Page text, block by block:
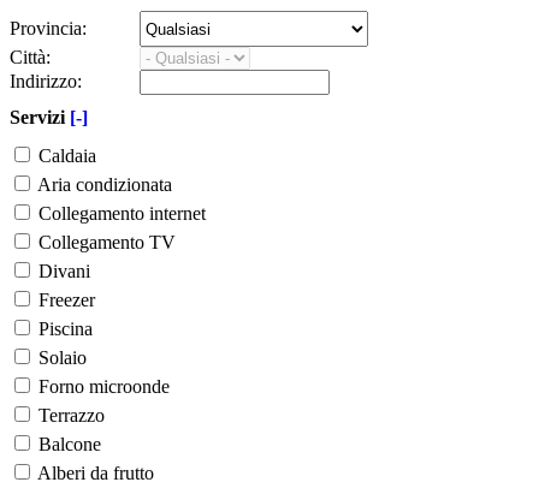
Provincia:
Città:
Indirizzo:
Servizi [-]
Caldaia
Aria condizionata
Collegamento internet
Collegamento TV
Divani
Freezer
Piscina
Solaio
Forno microonde
Terrazzo
Balcone
Alberi da frutto